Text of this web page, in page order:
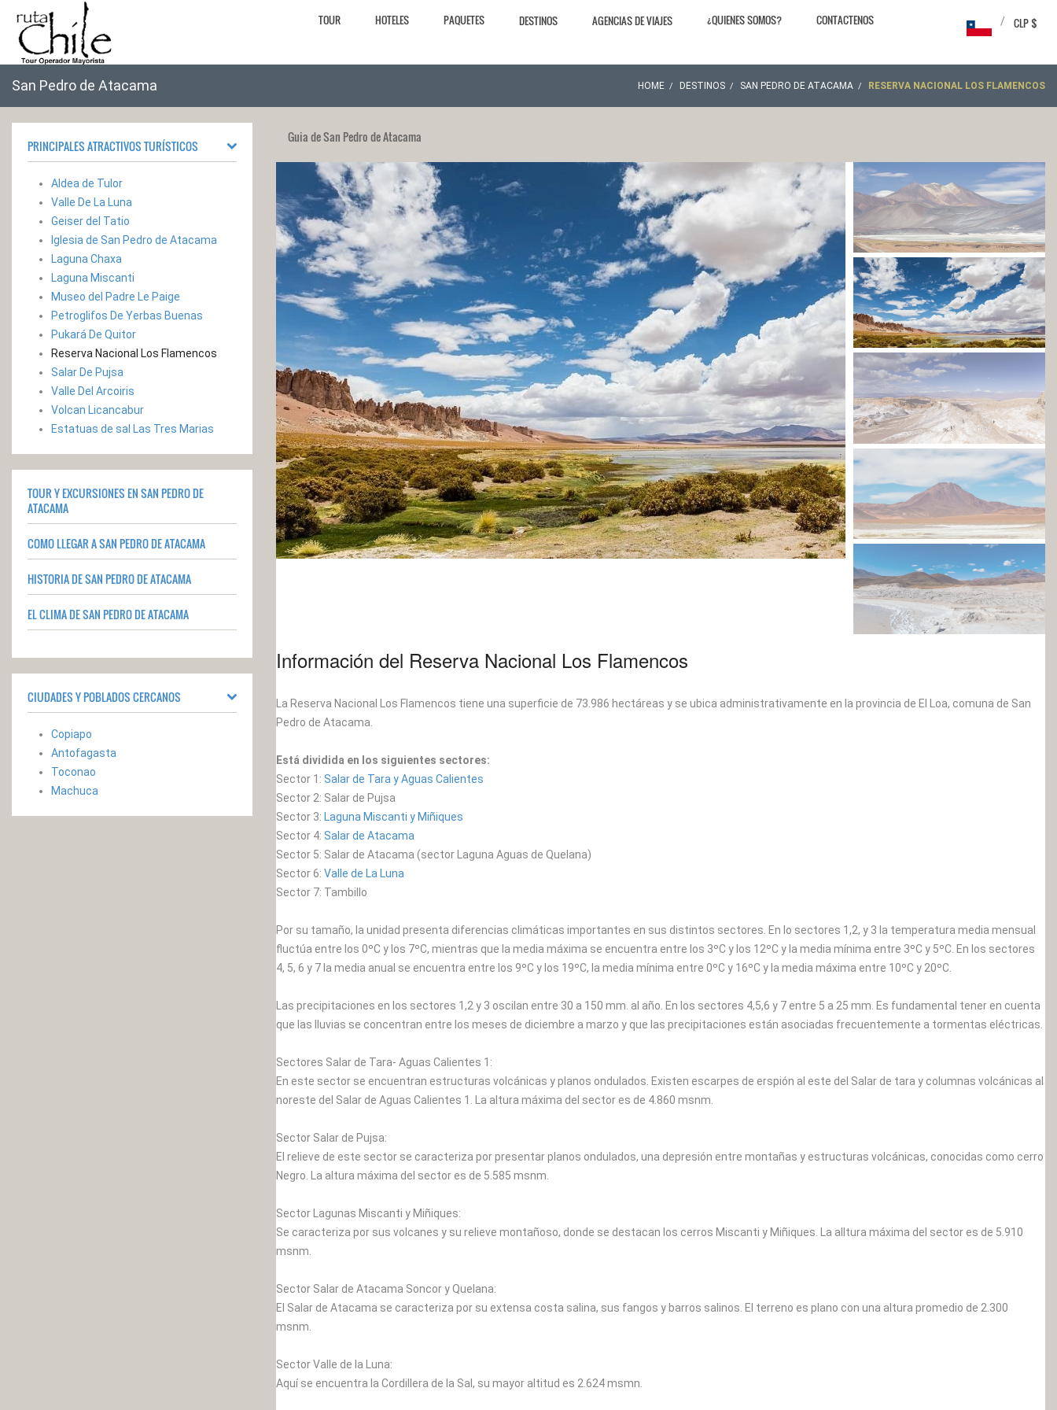
TOUR HOTELES PAQUETES DESTINOS AGENCIAS DE VIAJES ¿QUIENES SOMOS? CONTACTENOS CLP $
/
San Pedro de Atacama HOME DESTINOS SAN PEDRO DE ATACAMA RESERVA NACIONAL LOS FLAMENCOS
PRINCIPALES ATRACTIVOS TURÍSTICOS
Aldea de Tulor
Valle De La Luna
Geiser del Tatio
Iglesia de San Pedro de Atacama
Laguna Chaxa
Laguna Miscanti
Museo del Padre Le Paige
Petroglifos De Yerbas Buenas
Pukará De Quitor
Reserva Nacional Los Flamencos
Salar De Pujsa
Valle Del Arcoiris
Volcan Licancabur
Estatuas de sal Las Tres Marias
TOUR Y EXCURSIONES EN SAN PEDRO DE
ATACAMA
COMO LLEGAR A SAN PEDRO DE ATACAMA
HISTORIA DE SAN PEDRO DE ATACAMA
EL CLIMA DE SAN PEDRO DE ATACAMA
CIUDADES Y POBLADOS CERCANOS
Copiapo
Antofagasta
Toconao
Machuca
Guia de San Pedro de Atacama
Información del Reserva Nacional Los Flamencos
La Reserva Nacional Los Flamencos tiene una superficie de 73.986 hectáreas y se ubica administrativamente en la provincia de El Loa, comuna de San
Pedro de Atacama.
Está dividida en los siguientes sectores:
Sector 1: Salar de Tara y Aguas Calientes
Sector 2: Salar de Pujsa
Sector 3: Laguna Miscanti y Miñiques
Sector 4: Salar de Atacama
Sector 5: Salar de Atacama (sector Laguna Aguas de Quelana)
Sector 6: Valle de La Luna
Sector 7: Tambillo
Por su tamaño, la unidad presenta diferencias climáticas importantes en sus distintos sectores. En lo sectores 1,2, y 3 la temperatura media mensual
fluctúa entre los 0ºC y los 7ºC, mientras que la media máxima se encuentra entre los 3ºC y los 12ºC y la media mínima entre 3ºC y 5ºC. En los sectores
4, 5, 6 y 7 la media anual se encuentra entre los 9ºC y los 19ºC, la media mínima entre 0ºC y 16ºC y la media máxima entre 10ºC y 20ºC.
Las precipitaciones en los sectores 1,2 y 3 oscilan entre 30 a 150 mm. al año. En los sectores 4,5,6 y 7 entre 5 a 25 mm. Es fundamental tener en cuenta
que las lluvias se concentran entre los meses de diciembre a marzo y que las precipitaciones están asociadas frecuentemente a tormentas eléctricas.
Sectores Salar de Tara- Aguas Calientes 1:
En este sector se encuentran estructuras volcánicas y planos ondulados. Existen escarpes de erspión al este del Salar de tara y columnas volcánicas al
noreste del Salar de Aguas Calientes 1. La altura máxima del sector es de 4.860 msnm.
Sector Salar de Pujsa:
El relieve de este sector se caracteriza por presentar planos ondulados, una depresión entre montañas y estructuras volcánicas, conocidas como cerro
Negro. La altura máxima del sector es de 5.585 msnm.
Sector Lagunas Miscanti y Miñiques:
Se caracteriza por sus volcanes y su relieve montañoso, donde se destacan los cerros Miscanti y Miñiques. La alltura máxima del sector es de 5.910
msnm.
Sector Salar de Atacama Soncor y Quelana:
El Salar de Atacama se caracteriza por su extensa costa salina, sus fangos y barros salinos. El terreno es plano con una altura promedio de 2.300
msnm.
Sector Valle de la Luna:
Aquí se encuentra la Cordillera de la Sal, su mayor altitud es 2.624 msmn.